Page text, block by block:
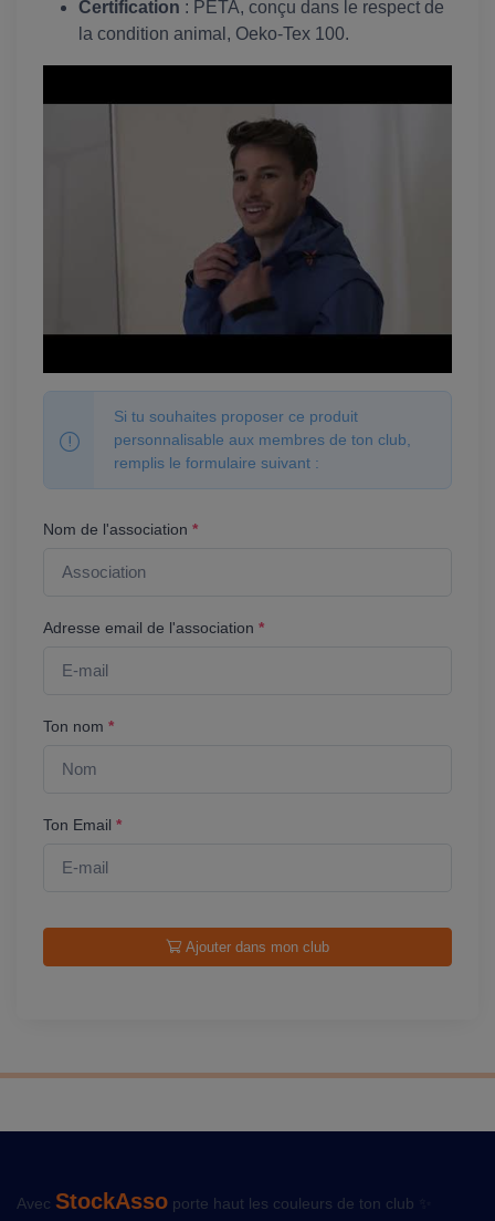
Certification : PETA, conçu dans le respect de
la condition animal, Oeko-Tex 100.
Si tu souhaites proposer ce produit
personnalisable aux membres de ton club,
remplis le formulaire suivant :
Nom de l'association *
Adresse email de l'association *
Ton nom *
Ton Email *
Ajouter dans mon club
Avec StockAsso porte haut les couleurs de ton club ✨